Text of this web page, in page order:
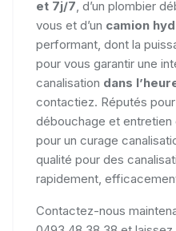
et 7j/7, d’un plombier
vous et d’un camion
performant, dont la
pour vous garantir une
canalisation dans
contactiez. Réputés
débouchage et entretien
pour un curage
qualité pour des
rapidement,
Contactez-nous